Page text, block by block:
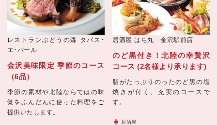
レストランぶどうの森 タパス･
エ･バール
金沢美味限定 季節のコース
（6品）
季節の素材や北陸ならではの味
覚をふんだんに使った料理をご
提供いたします。
居酒屋 はち丸 金沢駅前店
のど黒付き！北陸の幸贅沢
コース (2名様より承ります)
脂がたっぷりのったのど黒の塩
焼きが付く、充実のコースで
す。
居酒屋